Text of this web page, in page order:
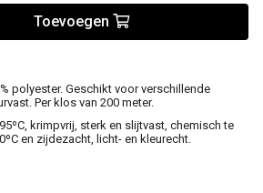
Toevoegen
polyester. Geschikt voor verschillende
Per klos van 200 meter.
krimpvrij, sterk en slijtvast, chemisch te
en zijdezacht, licht- en kleurecht.